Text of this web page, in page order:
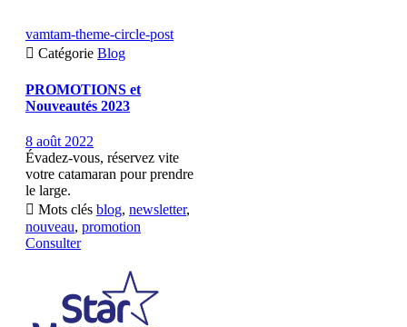
vamtam-theme-circle-post
 Catégorie Blog
PROMOTIONS et
Nouveautés 2023
8 août 2022
Évadez-vous, réservez vite
votre catamaran pour prendre
le large.
 Mots clés blog, newsletter,
nouveau, promotion
Consulter